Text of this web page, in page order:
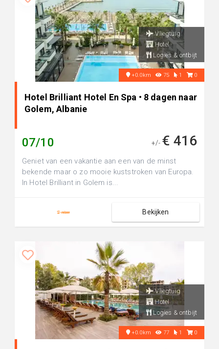
Vliegtuig
Hotel
Logies & ontbijt
+0.0km 75 1 0
Hotel Brilliant Hotel En Spa • 8 dagen naar
Golem, Albanie
07/10 +/- € 416
Geniet van een vakantie aan een van de minst
bekende maar o zo mooie kuststroken van Europa.
In Hotel Brilliant in Golem is...
Bekijken
Vliegtuig
Hotel
Logies & ontbijt
+0.0km 77 1 0